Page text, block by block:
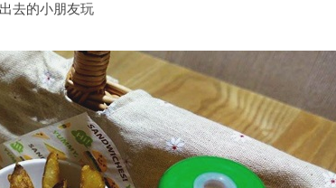
去的小朋友玩